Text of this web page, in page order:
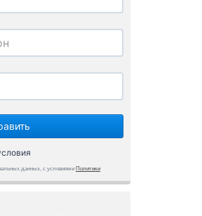
данных, с условиями Политики